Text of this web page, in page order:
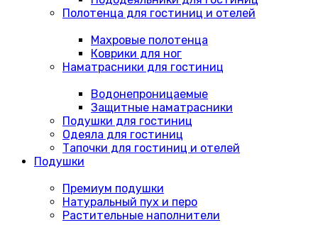
Полотенца для гостиниц и отелей
Махровые полотенца
Коврики для ног
Наматрасники для гостиниц
Водонепроницаемые
Защитные наматрасники
Подушки для гостиниц
Одеяла для гостиниц
Тапочки для гостиниц и отелей
Подушки
Премиум подушки
Натуральный пух и перо
Растительные наполнители